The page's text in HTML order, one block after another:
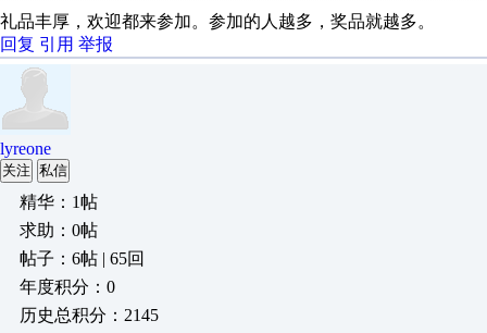
礼品丰厚，欢迎都来参加。参加的人越多，奖品就越多。
回复 引用 举报
lyreone
关注 私信
精华：1帖
求助：0帖
帖子：6帖 | 65回
年度积分：0
历史总积分：2145